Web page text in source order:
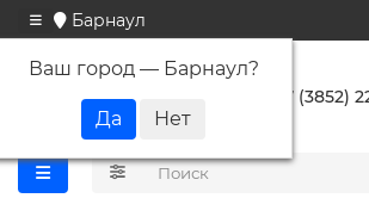
Барнаул
Ваш город — Барнаул?
+7 (3852)